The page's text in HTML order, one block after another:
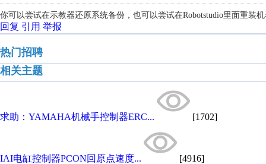
你可以尝试在示教器还原系统备份，也可以尝试在Robotstudio里面重装
回复 引用 举报
热门招聘
相关主题
求助：YAMAHA机械手控制器ERC... [1702]
IAI电缸控制器PCON回原点速度... [4916]